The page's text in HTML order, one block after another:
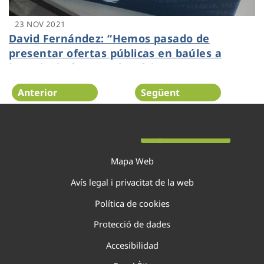
23 NOV 2021
David Fernández: “Hemos pasado de
presentar ofertas públicas en baúles a
hacerlo de forma telemática con mayor
transparencia y sostenibilidad”
Anterior Següent
Mapa Web
Avís legal i privacitat de la web
Política de cookies
Protecció de dades
Accesibilidad